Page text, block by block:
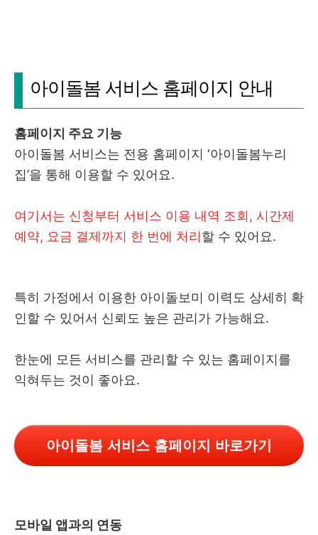
아이돌봄 서비스 홈페이지 안내
홈페이지 주요 기능
아이돌봄 서비스는 전용 홈페이지 ‘아이돌봄누리
집’을 통해 이용할 수 있어요.
여기서는 신청부터 서비스 이용 내역 조회, 시간제
예약, 요금 결제까지 한 번에 처리할 수 있어요.
특히 가정에서 이용한 아이돌보미 이력도 상세히 확
인할 수 있어서 신뢰도 높은 관리가 가능해요.
한눈에 모든 서비스를 관리할 수 있는 홈페이지를
익혀두는 것이 좋아요.
아이돌봄 서비스 홈페이지 바로가기
모바일 앱과의 연동